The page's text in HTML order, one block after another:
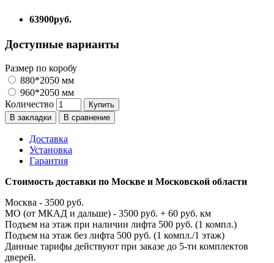
63900руб.
Доступные варианты
Размер по коробу
880*2050 мм
960*2050 мм
Количество
Купить
В закладки
В сравнение
Доставка
Установка
Гарантия
Стоимость доставки по Москве и Московской области
Москва - 3500 руб.
МО (от МКАД и дальше) - 3500 руб. + 60 руб. км
Подъем на этаж при наличии лифта 500 руб. (1 компл.)
Подъем на этаж без лифта 500 руб. (1 компл./1 этаж)
Данные тарифы действуют при заказе до 5-ти комплектов
дверей.